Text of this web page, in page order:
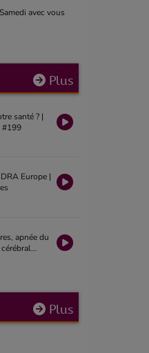
14h Midi week-end
Plus
santé ? |
2026 #199
Europe |
apnée du
Plus